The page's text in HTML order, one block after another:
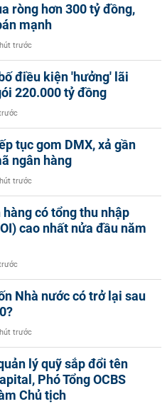
ròng hơn 300 tỷ đồng,
mạnh
trước
điều kiện 'hưởng' lãi
220.000 tỷ đồng
tục gom DMX, xả gần
ngân hàng
trước
hàng có tổng thu nhập
cao nhất nửa đầu năm
Nhà nước có trở lại sau
trước
lý quỹ sắp đổi tên
Phó Tổng OCBS
Chủ tịch